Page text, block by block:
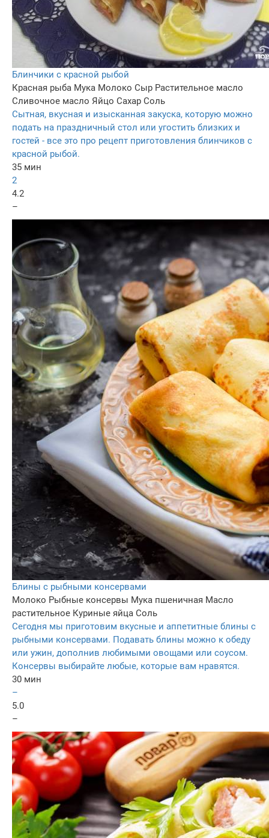
Блинчики с красной рыбой
Красная рыба Мука Молоко Сыр Растительное масло
Сливочное масло Яйцо Сахар Соль
Сытная, вкусная и изысканная закуска, которую можно
подать на праздничный стол или угостить близких и
гостей - все это про рецепт приготовления блинчиков с
красной рыбой.
35 мин
2
4.2
–
Блины с рыбными консервами
Молоко Рыбные консервы Мука пшеничная Масло
растительное Куриные яйца Соль
Сегодня мы приготовим вкусные и аппетитные блины с
рыбными консервами. Подавать блины можно к обеду
или ужин, дополнив любимыми овощами или соусом.
Консервы выбирайте любые, которые вам нравятся.
30 мин
–
5.0
–